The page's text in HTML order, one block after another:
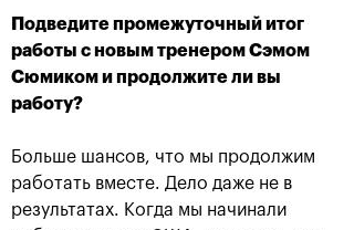
19 октября, 23:30 19 октября, 23:00
В «Крылатском»
чествовали российских
чемпионов «ВТБ Кубок
Марат Сафин:
«Включение в Зал
мировой теннисной
Подведите промежуточный итог
работы с новым тренером Сэмом
Сюмиком и продолжите ли вы
работу?
Больше шансов, что мы продолжим
работать вместе. Дело даже не в
результатах. Когда мы начинали